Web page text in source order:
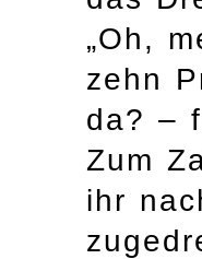
„Oh,
zehn
da? –
Zum
ihr